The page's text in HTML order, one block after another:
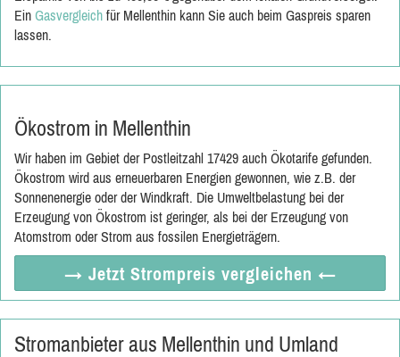
Ein Gasvergleich für Mellenthin kann Sie auch beim Gaspreis sparen
lassen.
Ökostrom in Mellenthin
Wir haben im Gebiet der Postleitzahl 17429 auch Ökotarife gefunden.
Ökostrom wird aus erneuerbaren Energien gewonnen, wie z.B. der
Sonnenenergie oder der Windkraft. Die Umweltbelastung bei der
Erzeugung von Ökostrom ist geringer, als bei der Erzeugung von
Atomstrom oder Strom aus fossilen Energieträgern.
→ Jetzt Strompreis vergleichen ←
Stromanbieter aus Mellenthin und Umland